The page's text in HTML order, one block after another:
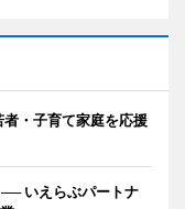
・子育て家庭を応援
いえらぶパートナ